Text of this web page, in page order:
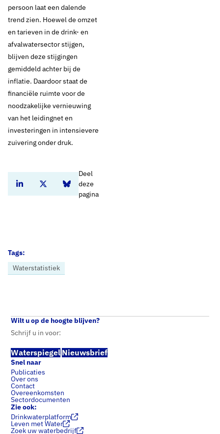
Home Nieuws
persoon laat een dalende
trend zien. Hoewel de omzet
en tarieven in de drink- en
afvalwatersector stijgen,
blijven deze stijgingen
gemiddeld achter bij de
inflatie. Daardoor staat de
financiële ruimte voor de
noodzakelijke vernieuwing
van het leidingnet en
investeringen in intensievere
zuivering onder druk.
Deel
deze
pagina
Deel dit artikel op Linkedin
Deel dit artikel op Twitter
Deel dit artikel op Bluesky
Tags:
Waterstatistiek
Wilt u op de hoogte blijven?
Schrijf u in voor:
WaterspiegelNieuwsbrief
Snel naar
Publicaties
Over ons
Contact
Overeenkomsten
Sectordocumenten
Zie ook:
Drinkwaterplatform
Leven met Water
Zoek uw waterbedrijf